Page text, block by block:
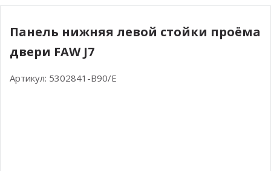
Панель нижняя левой стойки проёма
двери FAW J7
Артикул: 5302841-B90/E